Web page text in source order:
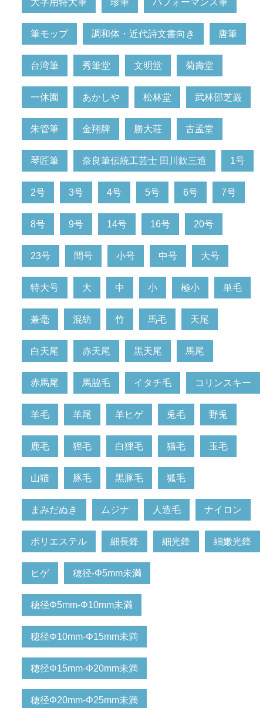
大字用特大筆 珍筆 パフォーマンス筆
筆モップ 調和体・近代詩文書向き 唐筆
台湾筆 秀筆堂 文明堂 菊壽堂
一休園 あかしや 松林堂 武林邵芝巌
朱管筆 金翔牌 勝大荘 古孟堂
琴匠筆 奈良筆伝統工芸士 田川欽三造 1号
2号 3号 4号 5号 6号 7号
8号 9号 14号 16号 20号
23号 間号 小号 中号 大号
特大号 大 中 小 極小 単毛
兼毫 混紡 竹 馬毛 天尾
白天尾 赤天尾 黒天尾 馬尾
赤馬尾 馬脇毛 イタチ毛 コリンスキー
羊毛 羊尾 羊ヒゲ 兎毛 野兎
鹿毛 狸毛 白狸毛 猫毛 玉毛
山猫 豚毛 黒豚毛 狐毛
まみだぬき ムジナ 人造毛 ナイロン
ポリエステル 細長鋒 細光鋒 細嫩光鋒
ヒゲ 穂径-Φ5mm未満
穂径Φ5mm-Φ10mm未満
穂径Φ10mm-Φ15mm未満
穂径Φ15mm-Φ20mm未満
穂径Φ20mm-Φ25mm未満